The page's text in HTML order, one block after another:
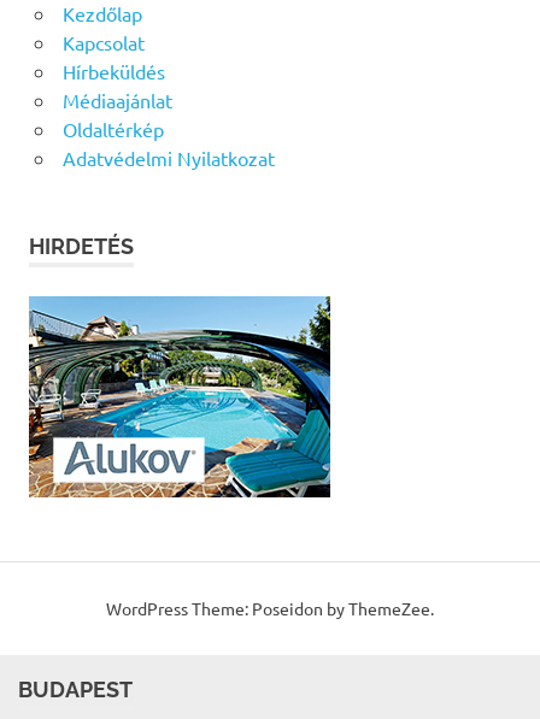
Kezdőlap
Kapcsolat
Hírbeküldés
Médiaajánlat
Oldaltérkép
Adatvédelmi Nyilatkozat
HIRDETÉS
WordPress Theme: Poseidon by ThemeZee.
BUDAPEST